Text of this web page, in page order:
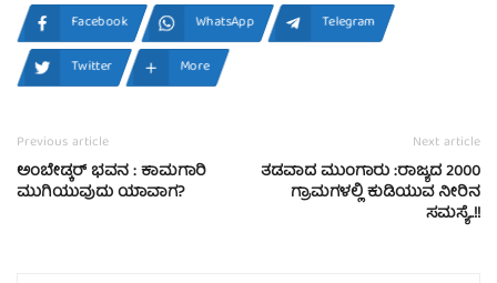
Facebook WhatsApp
Telegram
Twitter
More
Previous article
ಅಂಬೇಡ್ಕರ್ ಭವನ : ಕಾಮಗಾರಿ
ಮುಗಿಯುವುದು ಯಾವಾಗ?
Next article
ತಡವಾದ ಮುಂಗಾರು :ರಾಜ್ಯದ 2000
ಗ್ರಾಮಗಳಲ್ಲಿ ಕುಡಿಯುವ ನೀರಿನ
ಸಮಸ್ಯೆ..!!